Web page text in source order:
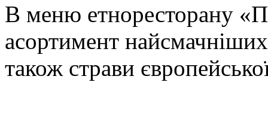
В меню етноресторану
асортимент найсмачніших
також страви